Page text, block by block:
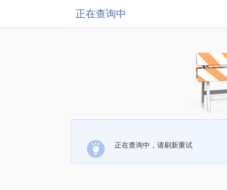
正在查询中
正在查询中，请刷新重试